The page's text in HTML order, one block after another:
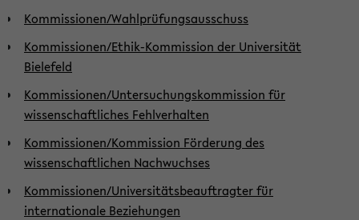
Kommissionen/Wahlprüfungsausschuss
Kommissionen/Ethik-Kommission der Universität
Bielefeld
Kommissionen/Untersuchungskommission für
wissenschaftliches Fehlverhalten
Kommissionen/Kommission Förderung des
wissenschaftlichen Nachwuchses
Kommissionen/Universitätsbeauftragter für
internationale Beziehungen